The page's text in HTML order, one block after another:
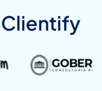
Clientify